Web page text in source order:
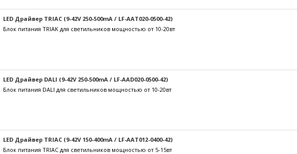
LED Драйвер TRIAC (9-42V 250-500mA / LF-AAT020-0500-42)
Блок питания TRIAK для светильников мощностью от 10-20вт
LED Драйвер DALI (9-42V 250-500mA / LF-AAD020-0500-42)
Блок питания DALI для светильников мощностью от 10-20вт
LED Драйвер TRIAC (9-42V 150-400mA / LF-AAT012-0400-42)
Блок питания TRIAC для светильников мощностью от 5-15вт